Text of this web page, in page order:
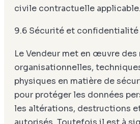
civile contractuelle applicable.
9.6 Sécurité et confidentialité
Le Vendeur met en œuvre des
organisationnelles,
physiques en matière de
pour protéger les données
les altérations, destructions